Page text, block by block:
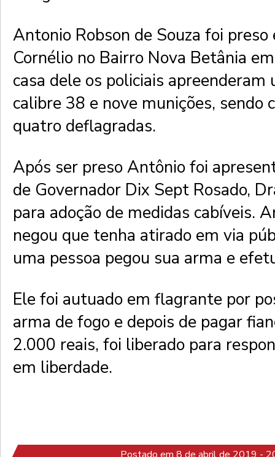
Antonio Robson de Souza foi preso
Cornélio no Bairro Nova Betânia
casa dele os policiais
calibre 38 e nove munições, sendo
quatro deflagradas.
Após ser preso Antônio foi
de Governador Dix Sept Rosado,
para adoção de medidas cabíveis.
negou que tenha atirado em via
uma pessoa pegou sua arma e
Ele foi autuado em flagrante por
arma de fogo e depois de pagar
2.000 reais, foi liberado para
em liberdade.
Postado em 8 de abril de 2019 -